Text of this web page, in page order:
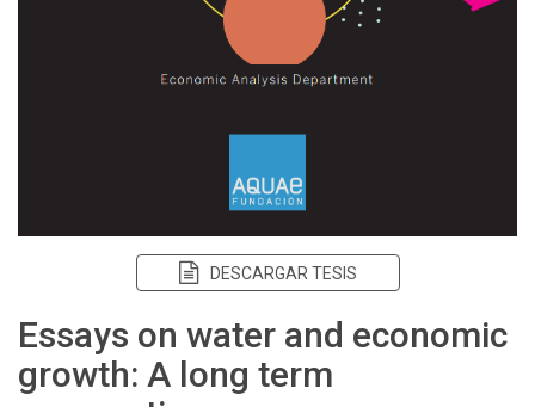
DESCARGAR TESIS
Essays on water and economic
growth: A long term